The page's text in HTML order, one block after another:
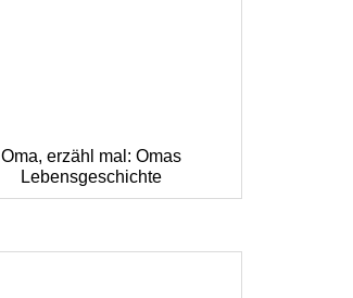
Oma, erzähl mal: Omas
Lebensgeschichte